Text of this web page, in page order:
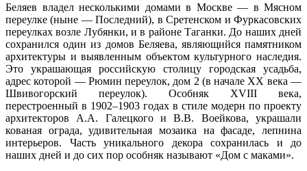
Беляев владел несколькими домами в Москве — в Мясном
переулке (ныне — Последний), в Сретенском и Фуркасовских
переулках возле Лубянки, и в районе Таганки. До наших дней
сохранился один из домов Беляева, являющийся памятником
архитектуры и выявленным объектом культурного наследия.
Это украшающая российскую столицу городская усадьба,
адрес которой — Рюмин переулок, дом 2 (в начале XX века —
Швивогорский переулок). Особняк XVIII века,
перестроенный в 1902–1903 годах в стиле модерн по проекту
архитекторов А.А. Галецкого и В.В. Воейкова, украшали
кованая ограда, удивительная мозаика на фасаде, лепнина
интерьеров. Часть уникального декора сохранилась и до
наших дней и до сих пор особняк называют «Дом с маками».